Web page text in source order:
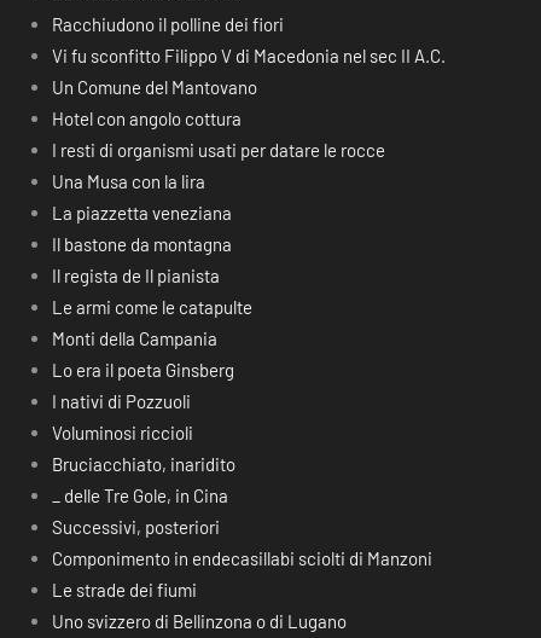
Racchiudono il polline dei fiori
Vi fu sconfitto Filippo V di Macedonia nel sec II A.C.
Un Comune del Mantovano
Hotel con angolo cottura
I resti di organismi usati per datare le rocce
Una Musa con la lira
La piazzetta veneziana
Il bastone da montagna
Il regista de Il pianista
Le armi come le catapulte
Monti della Campania
Lo era il poeta Ginsberg
I nativi di Pozzuoli
Voluminosi riccioli
Bruciacchiato, inaridito
_ delle Tre Gole, in Cina
Successivi, posteriori
Componimento in endecasillabi sciolti di Manzoni
Le strade dei fiumi
Uno svizzero di Bellinzona o di Lugano